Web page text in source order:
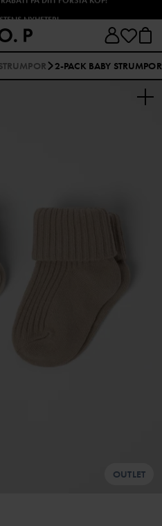
2-PACK BABY STRUMPOR
OUTLET